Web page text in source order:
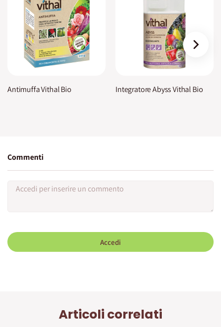
Antimuffa Vithal Bio Integratore Abyss Vithal Bio
›
Commenti
Accedi
Articoli correlati